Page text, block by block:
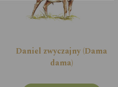
Daniel zwyczajny (Dama
dama)